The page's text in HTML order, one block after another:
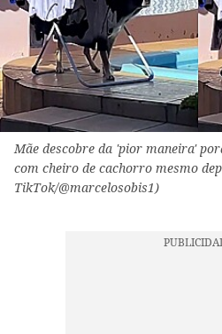
Mãe descobre da 'pior maneira'
com cheiro de cachorro mesmo
TikTok/@marcelosobis1)